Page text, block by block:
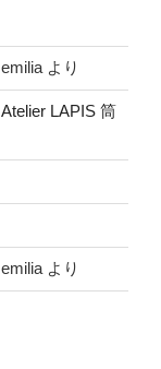
emilia より
Atelier LAPIS 筒
emilia より